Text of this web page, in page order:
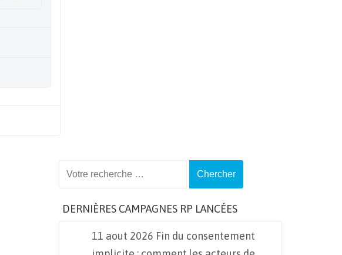
DERNIÈRES CAMPAGNES RP LANCÉES
11 aout 2026 Fin du consentement